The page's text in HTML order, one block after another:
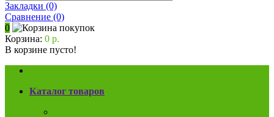
Закладки (0)
Сравнение (0)
0
Корзина: 0 р.
В корзине пусто!
Каталог товаров